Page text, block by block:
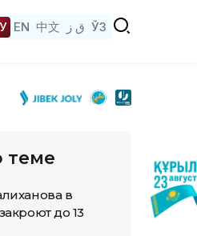
EN 中文 ق ز ЎЗ
теме
в
до 13